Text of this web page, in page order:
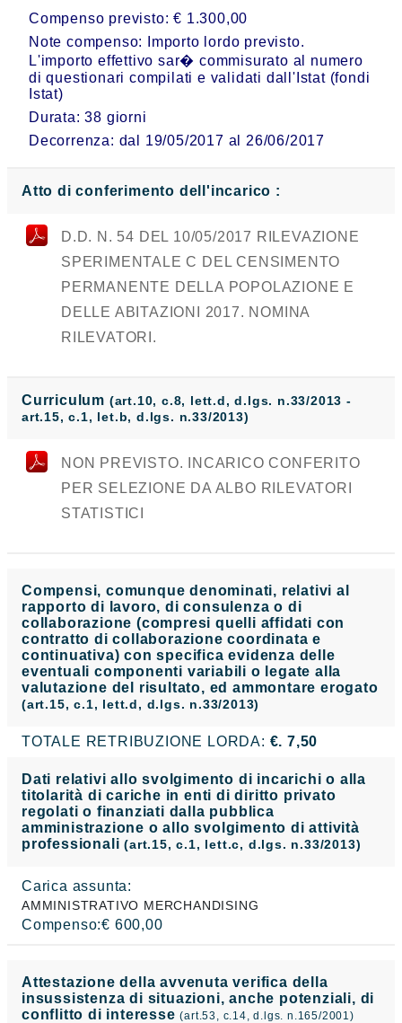
Compenso previsto: € 1.300,00
Note compenso: Importo lordo previsto.
L'importo effettivo sar� commisurato al numero
di questionari compilati e validati dall'Istat (fondi
Istat)
Durata: 38 giorni
Decorrenza: dal 19/05/2017 al 26/06/2017
Atto di conferimento dell'incarico :
D.D. N. 54 DEL 10/05/2017 RILEVAZIONE
SPERIMENTALE C DEL CENSIMENTO
PERMANENTE DELLA POPOLAZIONE E
DELLE ABITAZIONI 2017. NOMINA
RILEVATORI.
Curriculum (art.10, c.8, lett.d, d.lgs. n.33/2013 -
art.15, c.1, let.b, d.lgs. n.33/2013)
NON PREVISTO. INCARICO CONFERITO
PER SELEZIONE DA ALBO RILEVATORI
STATISTICI
Compensi, comunque denominati, relativi al
rapporto di lavoro, di consulenza o di
collaborazione (compresi quelli affidati con
contratto di collaborazione coordinata e
continuativa) con specifica evidenza delle
eventuali componenti variabili o legate alla
valutazione del risultato, ed ammontare erogato
(art.15, c.1, lett.d, d.lgs. n.33/2013)
TOTALE RETRIBUZIONE LORDA: €. 7,50
Dati relativi allo svolgimento di incarichi o alla
titolarità di cariche in enti di diritto privato
regolati o finanziati dalla pubblica
amministrazione o allo svolgimento di attività
professionali(art.15, c.1, lett.c, d.lgs. n.33/2013)
Carica assunta:
AMMINISTRATIVO MERCHANDISING
Compenso:€ 600,00
Attestazione della avvenuta verifica della
insussistenza di situazioni, anche potenziali, di
conflitto di interesse(art.53, c.14, d.lgs. n.165/2001)